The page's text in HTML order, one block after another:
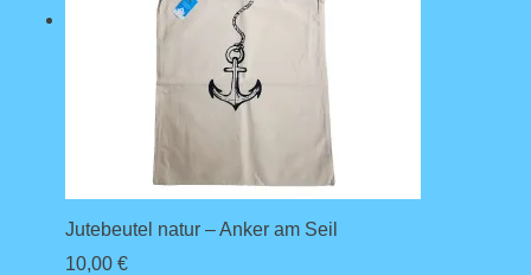
Jutebeutel natur – Anker am Seil
10,00 €